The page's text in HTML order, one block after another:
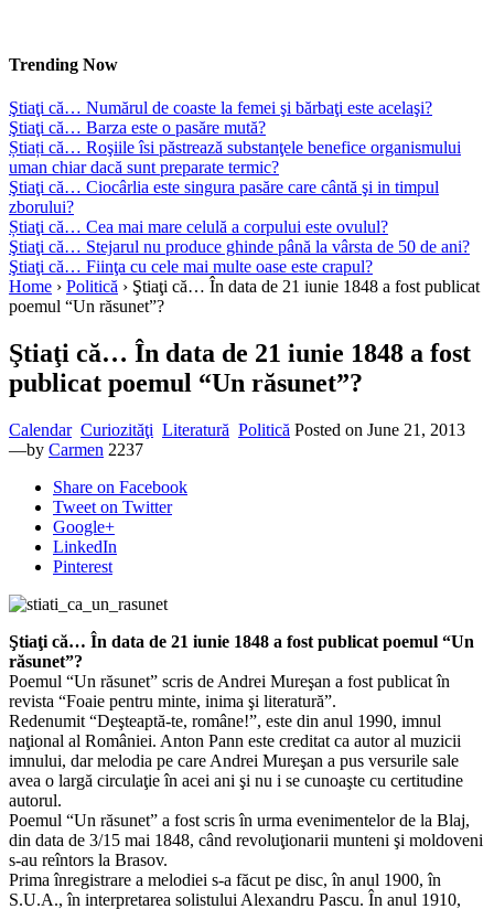
Trending Now
Ştiaţi că… Numărul de coaste la femei şi bărbaţi este acelaşi?
Ştiaţi că… Barza este o pasăre mută?
Știați că… Roşiile îsi păstrează substanţele benefice organismului
uman chiar dacă sunt preparate termic?
Ştiaţi că… Ciocârlia este singura pasăre care cântă şi in timpul
zborului?
Știaţi că… Cea mai mare celulă a corpului este ovulul?
Ştiaţi că… Stejarul nu produce ghinde până la vârsta de 50 de ani?
Ştiaţi că… Fiinţa cu cele mai multe oase este crapul?
Home › Politică › Ştiaţi că… În data de 21 iunie 1848 a fost publicat
poemul “Un răsunet”?
Ştiaţi că… În data de 21 iunie 1848 a fost
publicat poemul “Un răsunet”?
Calendar Curiozităţi Literatură Politică Posted on June 21, 2013
—by Carmen 2237
Share on Facebook
Tweet on Twitter
Google+
LinkedIn
Pinterest
Ştiaţi că… În data de 21 iunie 1848 a fost publicat poemul “Un
răsunet”?
Poemul “Un răsunet” scris de Andrei Mureşan a fost publicat în
revista “Foaie pentru minte, inima şi literatură”.
Redenumit “Deşteaptă-te, române!”, este din anul 1990, imnul
naţional al României. Anton Pann este creditat ca autor al muzicii
imnului, dar melodia pe care Andrei Mureşan a pus versurile sale
avea o largă circulaţie în acei ani şi nu i se cunoaşte cu certitudine
autorul.
Poemul “Un răsunet” a fost scris în urma evenimentelor de la Blaj,
din data de 3/15 mai 1848, când revoluţionarii munteni şi moldoveni
s-au reîntors la Brasov.
Prima înregistrare a melodiei s-a făcut pe disc, în anul 1900, în
S.U.A., în interpretarea solistului Alexandru Pascu. În anul 1910,